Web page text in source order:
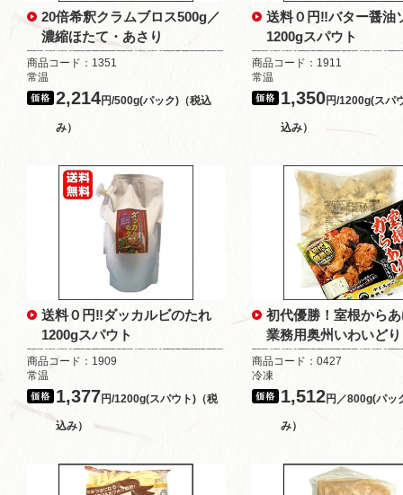
20倍希釈クラムブロス500g／
濃縮ほたて・あさり
商品コード：1351
常温
2,214円/500g(パック)（税込
み）
送料０円‼バター醤
1200gスパウト
商品コード：1911
常温
1,350円/1200g(スパ
込み）
送料０円‼ダッカルビのたれ
1200gスパウト
商品コード：1909
常温
1,377円/1200g(スパウト)（税
込み）
初代優勝！室根から
業務用奥州いわいどり
商品コード：0427
冷凍
1,512円／800g(パッ
み）